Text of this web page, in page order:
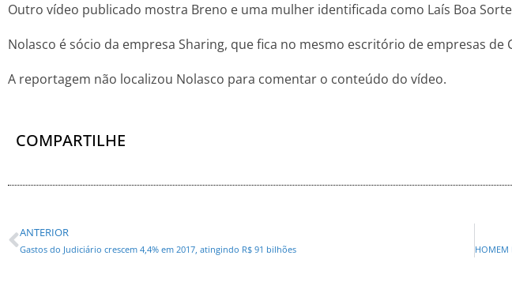
Outro vídeo publicado mostra Breno e uma mulher identificada como Laís Boa
Nolasco é sócio da empresa Sharing, que fica no mesmo escritório de empresas de
A reportagem não localizou Nolasco para comentar o conteúdo do vídeo.
COMPARTILHE
ANTERIOR
Gastos do Judiciário crescem 4,4% em 2017, atingindo R$ 91 bilhões